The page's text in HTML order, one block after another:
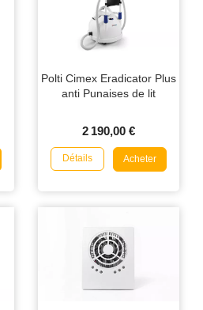
Polti Cimex Eradicator Plus
anti Punaises de lit
2 190,00 €
Détails Acheter